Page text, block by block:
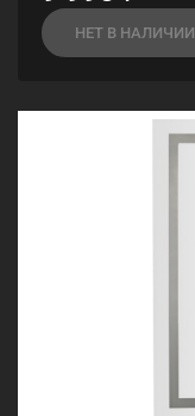
НЕТ В НАЛИЧИИ